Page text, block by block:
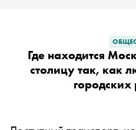
Где находится
столицу так, как
городских